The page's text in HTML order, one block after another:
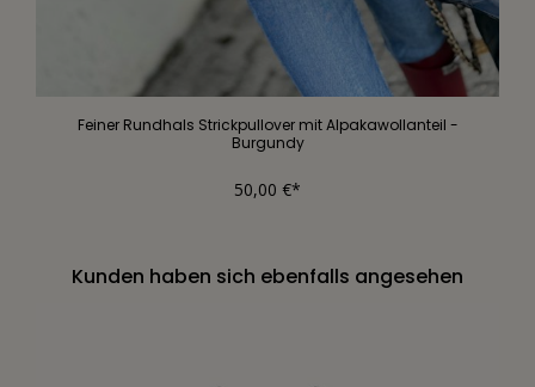
Feiner Rundhals Strickpullover mit Alpakawollanteil -
Burgundy
50,00 €*
Kunden haben sich ebenfalls angesehen